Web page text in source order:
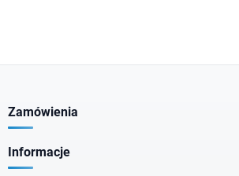
Zamówienia
Informacje